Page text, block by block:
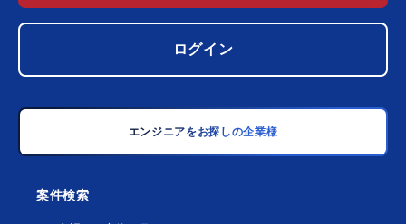
ログイン
エンジニアをお探しの企業様
案件検索